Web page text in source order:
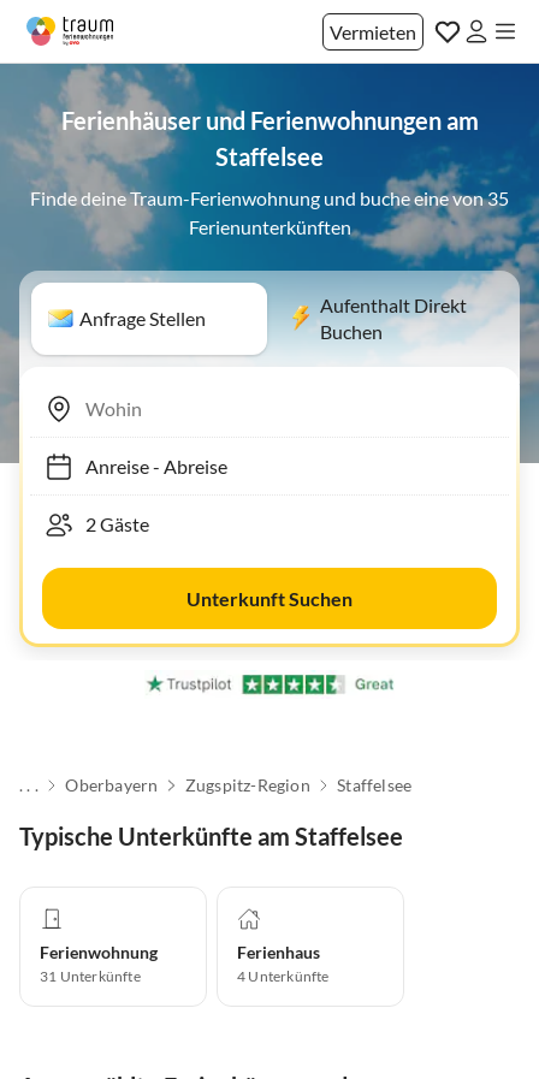
Vermieten
Ferienhäuser und Ferienwohnungen am
Staffelsee
Finde deine Traum-Ferienwohnung und buche eine von 35
Ferienunterkünften
Anfrage Stellen
Aufenthalt Direkt
Buchen
Anreise- Abreise
Unterkunft Suchen
. . . Oberbayern Zugspitz-Region Staffelsee
Typische Unterkünfte am Staffelsee
Ferienwohnung
31 Unterkünfte
Ferienhaus
4 Unterkünfte